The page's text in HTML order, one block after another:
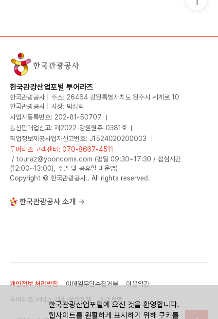
한국관광산업포털 투어라즈
한국관광공사 | 주소: 26464 강원특별자치도 원주시 세계로 10
한국관광공사 | 사장: 박성혁
사업자등록번호: 202-81-50707
통신판매업신고: 제2022-강원원주-0381호
직업정보제공사업자신고번호: J1524020200003
투어라즈 고객센터: 070-8667-4511
/ touraz@yooncoms.com (평일 09:30~17:30 / 점심시간
(12:00~13:00), 주말 및 공휴일 미운영)
Copyright © 한국관광공사.. All rights reserved.
한국관광공사 소개
개인정보 처리방침 이메일무단수집거부
이용약관
투어라즈 서비스 개방·운영정책
사이트맵
한국관광산업포털에 오신 것을 환영합니다.
웹사이트를 원활하게 표시하기 위해 쿠키를